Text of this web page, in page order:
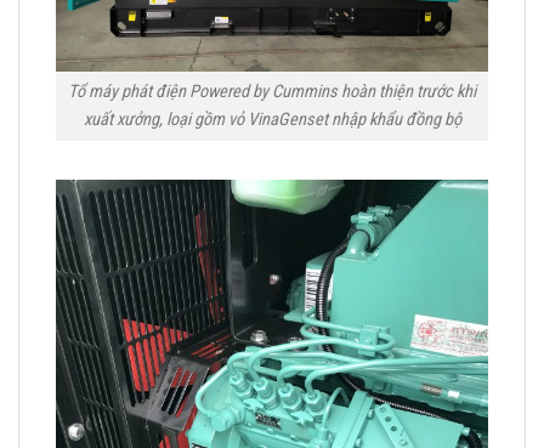
Tổ máy phát điện Powered by Cummins hoàn thiện trước khi
xuất xưởng, loại gồm vỏ VinaGenset nhập khẩu đồng bộ